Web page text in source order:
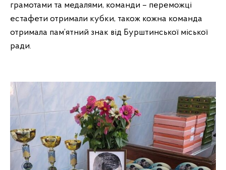
грамотами та медалями, команди – переможці
естафети отримали кубки, також кожна команда
отримала пам’ятний знак від Бурштинської міської
ради.